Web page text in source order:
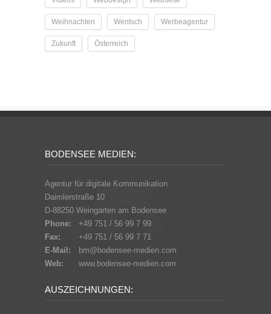
Weihnachten Wentsch Werbeagentur
Zukunft Österreich
BODENSEE MEDIEN:
Agentur für digitale Kommunikation
Daimlerstraße 10
D-88250 Weingarten am Bodensee
Phone:
+49 751 / 56 99 7 99
Fax:
+49 751 / 56 99 7 71
E-Mail:
bm@bodensee-medien.com
Web:
www.bodensee-medien.com
AUSZEICHNUNGEN: